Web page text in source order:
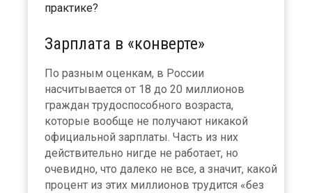
практике?
Зарплата в «конверте»
По разным оценкам, в России
насчитывается от 18 до 20 миллионов
граждан трудоспособного возраста,
которые вообще не получают никакой
официальной зарплаты. Часть из них
действительно нигде не работает, но
очевидно, что далеко не все, а значит, какой
процент из этих миллионов трудится «без